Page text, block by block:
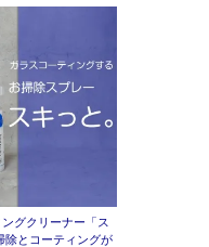
グクリーナー「ス
除とコーティングが